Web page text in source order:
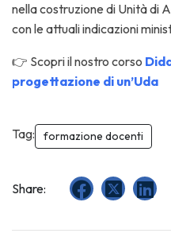
nella costruzione di Unità di
con le attuali indicazioni
👉 Scopri il nostro corso
progettazione di un’Uda
Tag: formazione docenti
Share: